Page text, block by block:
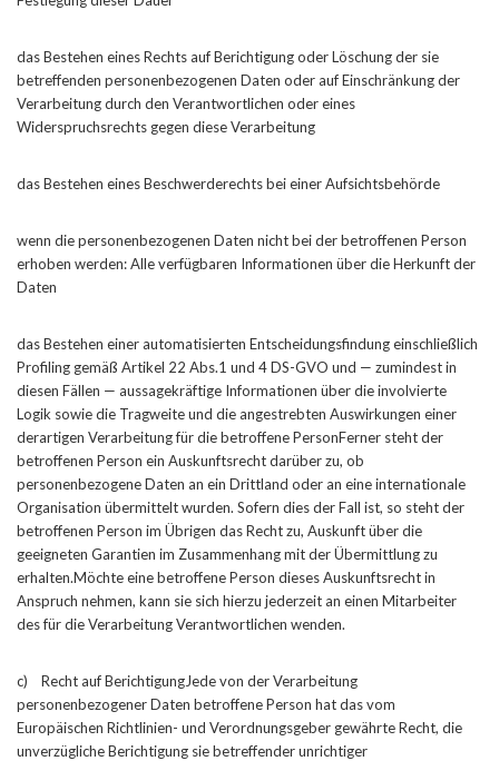
das Bestehen eines Rechts auf Berichtigung oder Löschung der sie
betreffenden personenbezogenen Daten oder auf Einschränkung der
Verarbeitung durch den Verantwortlichen oder eines
Widerspruchsrechts gegen diese Verarbeitung
das Bestehen eines Beschwerderechts bei einer Aufsichtsbehörde
wenn die personenbezogenen Daten nicht bei der betroffenen Person
erhoben werden: Alle verfügbaren Informationen über die Herkunft der
Daten
das Bestehen einer automatisierten Entscheidungsfindung einschließlich
Profiling gemäß Artikel 22 Abs.1 und 4 DS-GVO und — zumindest in
diesen Fällen — aussagekräftige Informationen über die involvierte
Logik sowie die Tragweite und die angestrebten Auswirkungen einer
derartigen Verarbeitung für die betroffene PersonFerner steht der
betroffenen Person ein Auskunftsrecht darüber zu, ob
personenbezogene Daten an ein Drittland oder an eine internationale
Organisation übermittelt wurden. Sofern dies der Fall ist, so steht der
betroffenen Person im Übrigen das Recht zu, Auskunft über die
geeigneten Garantien im Zusammenhang mit der Übermittlung zu
erhalten.Möchte eine betroffene Person dieses Auskunftsrecht in
Anspruch nehmen, kann sie sich hierzu jederzeit an einen Mitarbeiter
des für die Verarbeitung Verantwortlichen wenden.
c) Recht auf BerichtigungJede von der Verarbeitung
personenbezogener Daten betroffene Person hat das vom
Europäischen Richtlinien- und Verordnungsgeber gewährte Recht, die
unverzügliche Berichtigung sie betreffender unrichtiger